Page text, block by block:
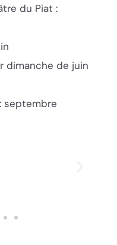
du Piat :
dimanche de juin
septembre